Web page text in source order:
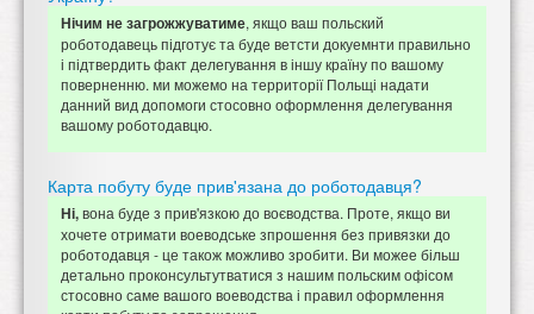
Нічим не загрожжуватиме, якщо ваш польский
роботодавець підготує та буде ветсти докуемнти правильно
і підтвердить факт делегування в іншу країну по вашому
поверненню. ми можемо на территорії Польщі надати
данний вид допомоги стосовно оформлення делегування
вашому роботодавцю.
Карта побуту буде прив'язана до роботодавця?
Ні,вона буде з прив'язкою до воєводства. Проте, якщо ви
хочете отримати воеводське зпрошення без привязки до
роботодавця - це також можливо зробити. Ви можее більш
детально проконсультутватися з нашим польским офісом
стосовно саме вашого воеводства і правил оформлення